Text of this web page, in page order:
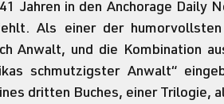
Jahren in den Anchorage Daily
Als einer der
Anwalt, und die Kombination
schmutzigster Anwalt“
dritten Buches, einer Trilogie,